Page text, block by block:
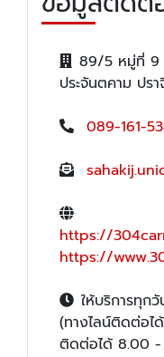
89/5 หมู่ที่ 9
ประจันตคาม ปร
089-161-
https://
https://
ให้บริการทุก
(ทางไลน์ติดต่อไ
ติดต่อได้ 8.00 -